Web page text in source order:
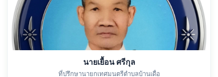
นายเยื้อน ศรีกุล
ที่ปรึกษานายกเทศมนตรีตำบลบ้านเดื่อ